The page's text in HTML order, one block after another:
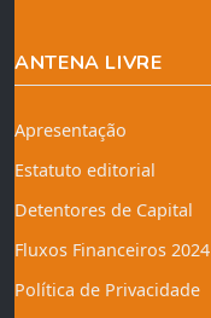
ANTENA LIVRE
Apresentação
Estatuto editorial
Detentores de Capital
Fluxos Financeiros 2024
Política de Privacidade